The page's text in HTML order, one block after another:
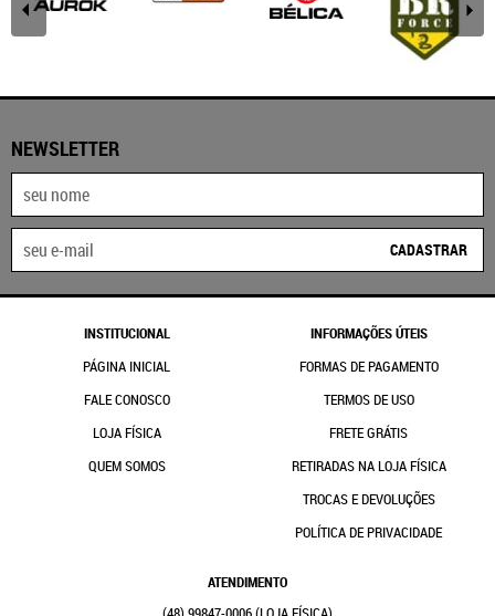
NEWSLETTER
CADASTRAR
INSTITUCIONAL
PÁGINA INICIAL
FALE CONOSCO
LOJA FÍSICA
QUEM SOMOS
INFORMAÇÕES ÚTEIS
FORMAS DE PAGAMENTO
TERMOS DE USO
FRETE GRÁTIS
RETIRADAS NA LOJA FÍSICA
TROCAS E DEVOLUÇÕES
POLÍTICA DE PRIVACIDADE
ATENDIMENTO